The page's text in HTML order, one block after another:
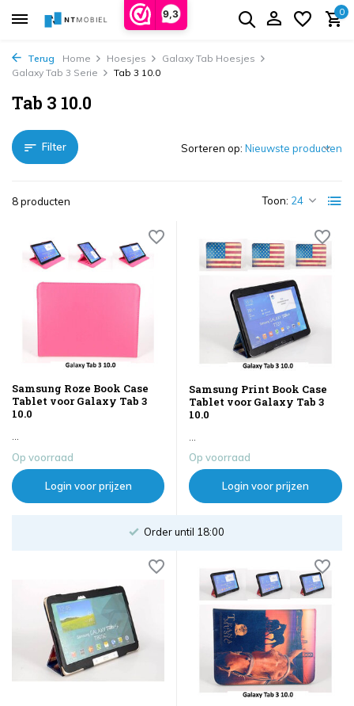
9,3 0
Terug Home Hoesjes
Galaxy Tab Hoesjes
Galaxy Tab 3 Serie
Tab 3 10.0
Tab 3 10.0
Filter
8 producten Toon:
Sorteren op:
Samsung Roze Book Case
Tablet voor Galaxy Tab 3
10.0
Op voorraad
Login voor prijzen
Samsung Print Book Case
Tablet voor Galaxy Tab 3
10.0
Op voorraad
Login voor prijzen
Order until 18:00